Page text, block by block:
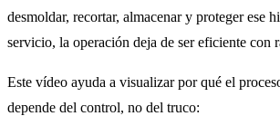
desmoldar, recortar, almacenar y proteger ese
servicio, la operación deja de ser eficiente con
Este vídeo ayuda a visualizar por qué el
depende del control, no del truco: